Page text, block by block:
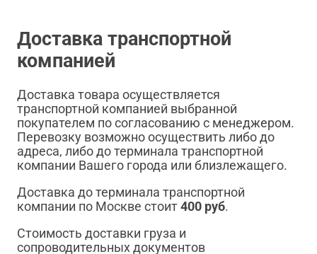
Доставка транспортной
компанией
Доставка товара осуществляется
транспортной компанией выбранной
покупателем по согласованию с менеджером.
Перевозку возможно осуществить либо до
адреса, либо до терминала транспортной
компании Вашего города или близлежащего.
Доставка до терминала транспортной
компании по Москве стоит400 руб.
Стоимость доставки груза и
сопроводительных документов